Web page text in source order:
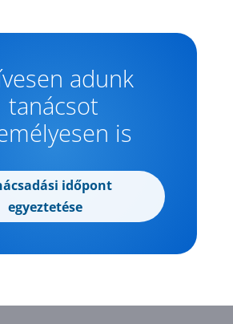
adunk
tanácsot
is
időpont
egyeztetése